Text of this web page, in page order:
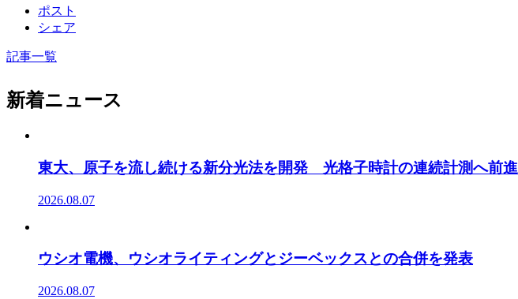
ポスト
シェア
記事一覧
新着ニュース
東大、原子を流し続ける新分光法を開発 光格子時計の連続計測へ前進
2026.08.07
ウシオ電機、ウシオライティングとジーベックスとの合併を発表
2026.08.07